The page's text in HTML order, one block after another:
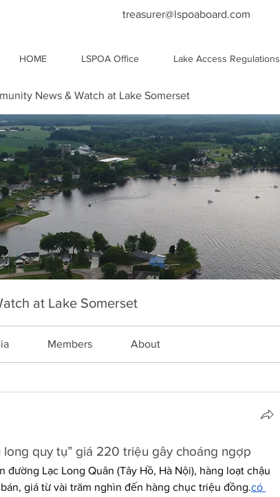
treasurer@lspoaboard.com
HOME LSPOA Office Lake Access Regulations
News & Watch at Lake Somerset
at Lake Somerset
Members About
long quy tụ” giá 220 triệu gây choáng ngợp
đường Lạc Long Quân (Tây Hồ, Hà Nội), hàng loạt chậu
giá từ vài trăm nghìn đến hàng chục triệu đồng.có